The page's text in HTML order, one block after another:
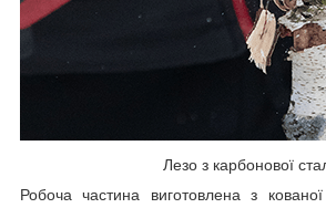
Лезо з карбонової
Робоча частина виготовлена з